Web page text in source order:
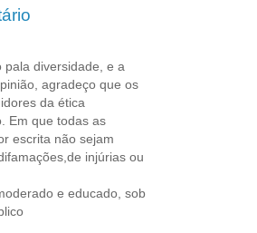
diversidade, e a
agradeço que os
da ética
Em que todas as
escrita não sejam
injúrias ou
e educado, sob